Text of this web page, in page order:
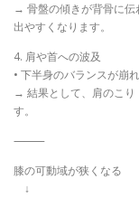
→ 骨盤の傾きが背骨に伝
出やすくなります。
4. 肩や首への波及
• 下半身のバランスが崩
→ 結果として、肩のこり
す。
⸻
膝の可動域が狭くなる
↓